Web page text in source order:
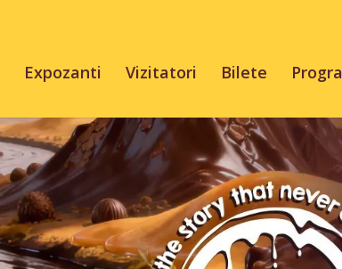
Expozanti Vizitatori Bilete